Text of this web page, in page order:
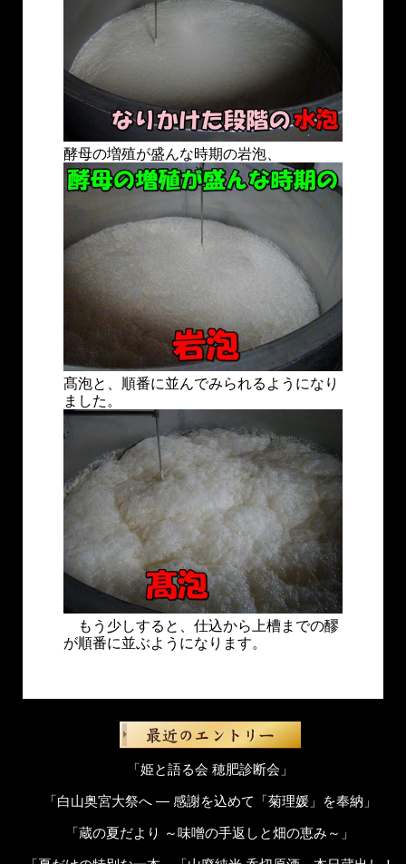
酵母の増殖が盛んな時期の岩泡、
髙泡と、順番に並んでみられるようになり
ました。
もう少しすると、仕込から上槽までの醪
が順番に並ぶようになります。
「姫と語る会 穂肥診断会」
「白山奥宮大祭へ ― 感謝を込めて「菊理媛」を奉納」
「蔵の夏だより ～味噌の手返しと畑の恵み～」